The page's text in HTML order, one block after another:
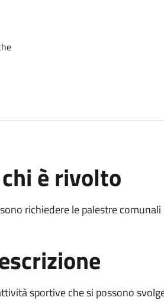
è rivolto
richiedere le palestre
sportive che si possono